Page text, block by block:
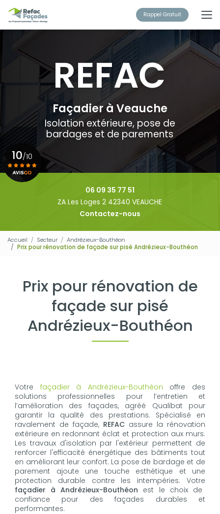
au
contenu
principal
Rappel Gratuit
Façadier à Veauche
Isolation extérieure, pose de
bardages et de parements
06 09 35 77 51
ZA Les Loges 2 42340 VEAUCHE
Contactez-nous
10/10
Accueil Secteur
Andrézieux-Bouthéon
Prix pour rénovation de façade sur pisé Andrézieux-Bouthéon
Prix pour rénovation de
façade sur pisé
Andrézieux-Bouthéon
Votre façadier à Andrézieux-Bouthéon offre des
solutions professionnelles pour l’entretien et
l’amélioration des façades, agréé Qualibat pour
garantir la qualité des prestations. Spécialisé en
ravalement de façade, REFAC assure la rénovation
extérieure en redonnant éclat et protection aux murs.
Les travaux d'isolation par l'extérieur permettent de
renforcer l'efficacité énergétique des bâtiments tout
en améliorant leur confort. La pose de bardage et de
parement ajoute une touche esthétique et une
protection durable contre les intempéries. Votre
façadier à Andrézieux-Bouthéon est le choix de
confiance pour des façades durables et
performantes.